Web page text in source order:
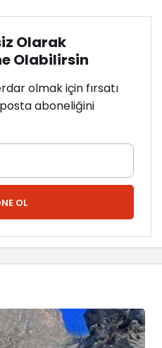
Olarak
Olabilirsin
olmak için fırsatı
aboneliğini
OL